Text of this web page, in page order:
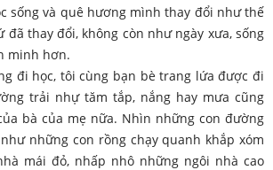
sống và quê hương mình thay đổi như thế
đã thay đổi, không còn như ngày xưa, sống
minh hơn.
học, tôi cùng bạn bè trang lứa được đi
trải nhự tăm tắp, nắng hay mưa cũng
bà của mẹ nữa. Nhìn những con đường
những con rồng chạy quanh khắp xóm
mái đỏ, nhấp nhô những ngôi nhà cao